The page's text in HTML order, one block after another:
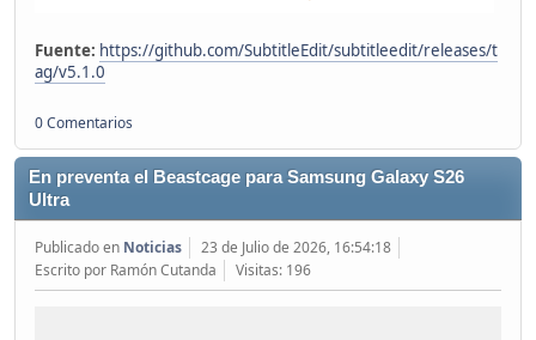
Fuente: https://github.com/SubtitleEdit/subtitleedit/releases/t
ag/v5.1.0
0 Comentarios
En preventa el Beastcage para Samsung Galaxy S26
Ultra
Publicado en Noticias
23 de Julio de 2026, 16:54:18
Escrito por Ramón Cutanda
Visitas: 196